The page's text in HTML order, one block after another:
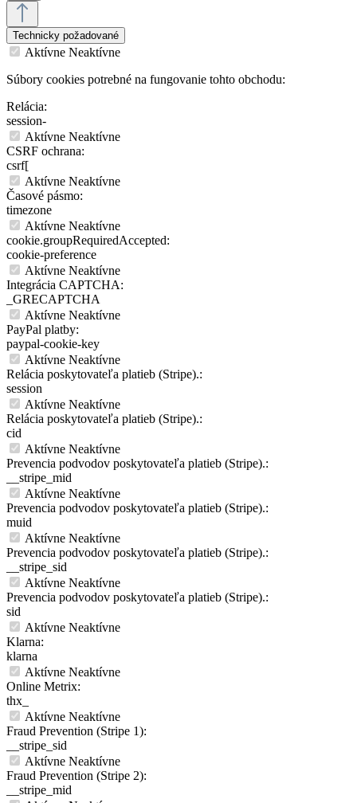
Technicky požadované
Aktívne Neaktívne
Súbory cookies potrebné na fungovanie tohto obchodu:
Relácia:
session-
Aktívne Neaktívne
CSRF ochrana:
csrf[
Aktívne Neaktívne
Časové pásmo:
timezone
Aktívne Neaktívne
cookie.groupRequiredAccepted:
cookie-preference
Aktívne Neaktívne
Integrácia CAPTCHA:
_GRECAPTCHA
Aktívne Neaktívne
PayPal platby:
paypal-cookie-key
Aktívne Neaktívne
Relácia poskytovateľa platieb (Stripe).:
session
Aktívne Neaktívne
Relácia poskytovateľa platieb (Stripe).:
cid
Aktívne Neaktívne
Prevencia podvodov poskytovateľa platieb (Stripe).:
__stripe_mid
Aktívne Neaktívne
Prevencia podvodov poskytovateľa platieb (Stripe).:
muid
Aktívne Neaktívne
Prevencia podvodov poskytovateľa platieb (Stripe).:
__stripe_sid
Aktívne Neaktívne
Prevencia podvodov poskytovateľa platieb (Stripe).:
sid
Aktívne Neaktívne
Klarna:
klarna
Aktívne Neaktívne
Online Metrix:
thx_
Aktívne Neaktívne
Fraud Prevention (Stripe 1):
__stripe_sid
Aktívne Neaktívne
Fraud Prevention (Stripe 2):
__stripe_mid